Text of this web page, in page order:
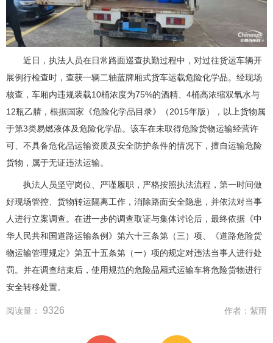
近日，执法人员在日常路面巡查执勤过程中，对过往货运车辆开
展例行检查时，查获一辆二轴蓝牌厢式货车运载危险化学品。经现场
核查，车厢内违规装载10桶浓度为75%的酒精、4桶高浓缩双氧水与
12瓶乙腈，根据国家《危险化学品目录》（2015年版），以上货物属
于第3类易燃液体及危险化学品。该车在未取得危险货物运输经营许
可、不具备危化品运输资质及安全防护条件的情况下，擅自运输危险
货物，属于无证违法运输。
执法人员坚守岗位、严谨履职，严格按照执法流程，第一时间做
好现场管控、货物转运隔离工作，消除路面安全隐患，并依法对当事
人进行立案调查。在进一步的调查取证与集体讨论后，最终依据《中
华人民共和国道路运输条例》第六十三条第（三）项、《道路危险货
物运输管理规定》第五十五条第（一）项的规定对违法当事人进行处
罚。并在调查结束后，使用规范的危险品厢式运输车将危险货物进行
安全转移处置。
阅读量： 9326 作者： 紫雨